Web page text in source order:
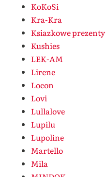
KoKoSi
Kra-Kra
Ksiazkowe prezenty
Kushies
LEK-AM
Lirene
Locon
Lovi
Lullalove
Lupilu
Lupoline
Martello
Mila